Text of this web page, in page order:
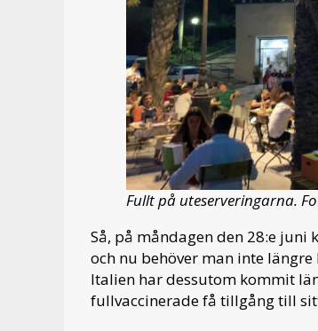
Fullt på uteserveringarna.
Så, på måndagen den 28:e juni
och nu behöver man inte
Italien har dessutom kommit
fullvaccinerade få tillgång till sitt